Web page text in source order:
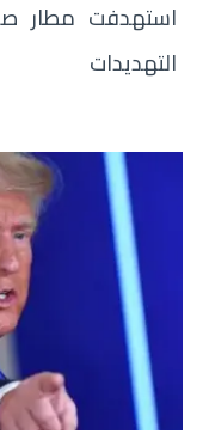
استهدفت مطار
التهديدات